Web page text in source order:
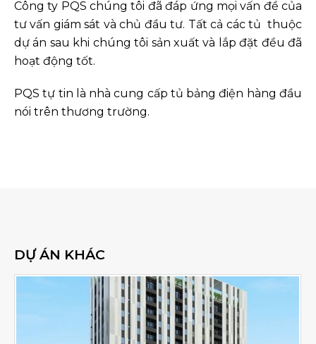
Công ty PQS chúng tôi đã đáp ứng mọi vấn đề của
tư vấn giám sát và chủ đầu tư. Tất cả các tủ thuộc
dự án sau khi chúng tôi sản xuất và lắp đặt đều đã
hoạt động tốt.
PQS tự tin là nhà cung cấp tủ bảng điện hàng đầu
nói trên thương trường.
DỰ ÁN KHÁC